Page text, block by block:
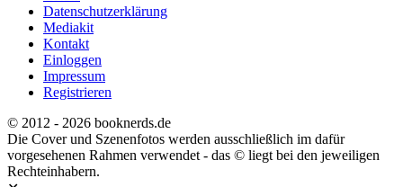
Datenschutzerklärung
Mediakit
Kontakt
Einloggen
Impressum
Registrieren
© 2012 - 2026 booknerds.de
Die Cover und Szenenfotos werden ausschließlich im dafür
vorgesehenen Rahmen verwendet - das © liegt bei den jeweiligen
Rechteinhabern.